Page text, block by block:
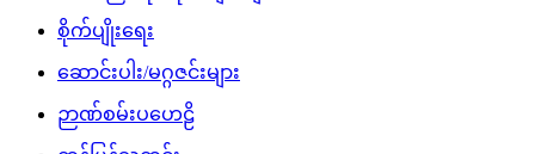
စိုက်ပျိုးရေး
ဆောင်းပါး/မဂ္ဂဇင်းများ
ဉာဏ်စမ်းပဟေဠိ